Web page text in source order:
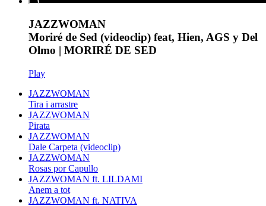
JAZZWOMAN
Moriré de Sed (videoclip) feat, Hien, AGS y Del
Olmo | MORIRÉ DE SED
Play
JAZZWOMAN
Tira i arrastre
JAZZWOMAN
Pirata
JAZZWOMAN
Dale Carpeta (videoclip)
JAZZWOMAN
Rosas por Capullo
JAZZWOMAN ft. LILDAMI
Anem a tot
JAZZWOMAN ft. NATIVA